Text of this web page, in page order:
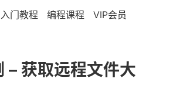
入门教程 编程课程 VIP会员
– 获取远程文件大